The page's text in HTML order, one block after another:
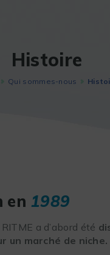
Histoire
Qui sommes-nous
en 1989
a d’abord été
un marché de niche.